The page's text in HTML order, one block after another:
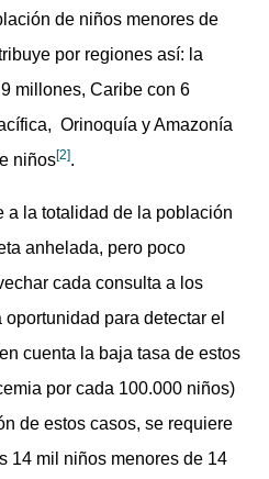
de niños menores de
por regiones así: la
millones, Caribe con 6
Orinoquía y Amazonía
niños[2].
a la totalidad de la población
anhelada, pero poco
cada consulta a los
para detectar el
cuenta la baja tasa de estos
por cada 100.000 niños)
de estos casos, se requiere
14 mil niños menores de 14